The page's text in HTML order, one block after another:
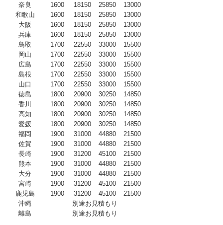
奈良
1600 18150 25850
13000
和歌山
1600 18150 25850
13000
大阪
1600 18150 25850
13000
兵庫
1600 18150 25850
13000
鳥取
1700 22550 33000
15500
岡山
1700 22550 33000
15500
広島
1700 22550 33000
15500
島根
1700 22550 33000
15500
山口
1700 22550 33000
15500
徳島
1800 20900 30250
14850
香川
1800 20900 30250
14850
高知
1800 20900 30250
14850
愛媛
1800 20900 30250
14850
福岡
1900 31000 44880
21500
佐賀
1900 31000 44880
21500
長崎
1900 31200 45100
21500
熊本
1900 31000 44880
21500
大分
1900 31000 44880
21500
宮崎
1900 31200 45100
21500
鹿児島
1900 31200 45100
21500
沖縄
別途お見積もり
離島
別途お見積もり